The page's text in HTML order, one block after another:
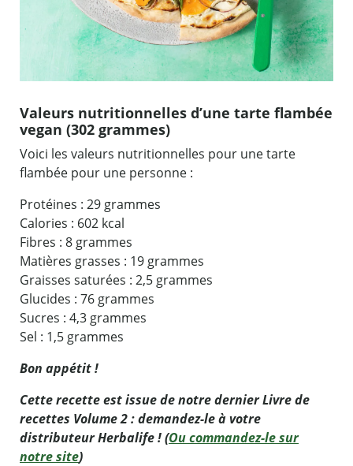
Valeurs nutritionnelles d’une tarte flambée
vegan (302 grammes)
Voici les valeurs nutritionnelles pour une tarte
flambée pour une personne :
Protéines : 29 grammes
Calories : 602 kcal
Fibres : 8 grammes
Matières grasses : 19 grammes
Graisses saturées : 2,5 grammes
Glucides : 76 grammes
Sucres : 4,3 grammes
Sel : 1,5 grammes
Bon appétit !
Cette recette est issue de notre dernier Livre de
recettes Volume 2 : demandez-le à votre
distributeur Herbalife ! (Ou commandez-le sur
notre site)